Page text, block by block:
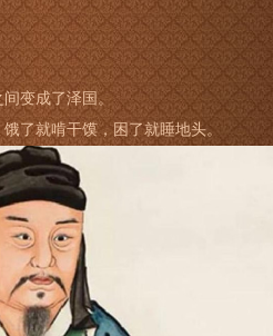
变成了泽国。
了就啃干馍，困了就睡地头。